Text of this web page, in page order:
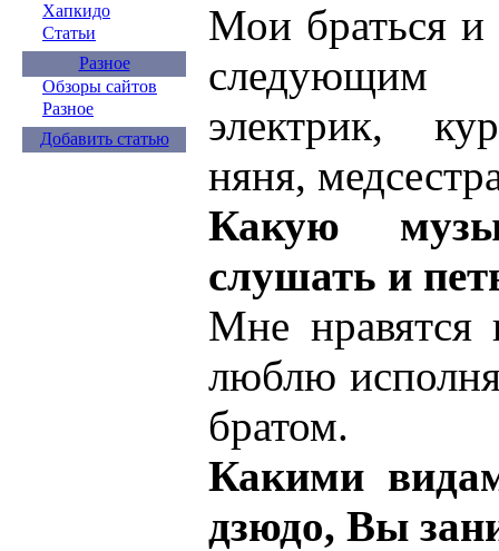
Хапкидо
Статьи
Разное
Обзоры сайтов
Разное
Добавить статью
Мои браться и
следующим
электрик,
няня,
Какую
слушать и
Мне нравятся
люблю
братом.
Какими
дзюдо, Вы